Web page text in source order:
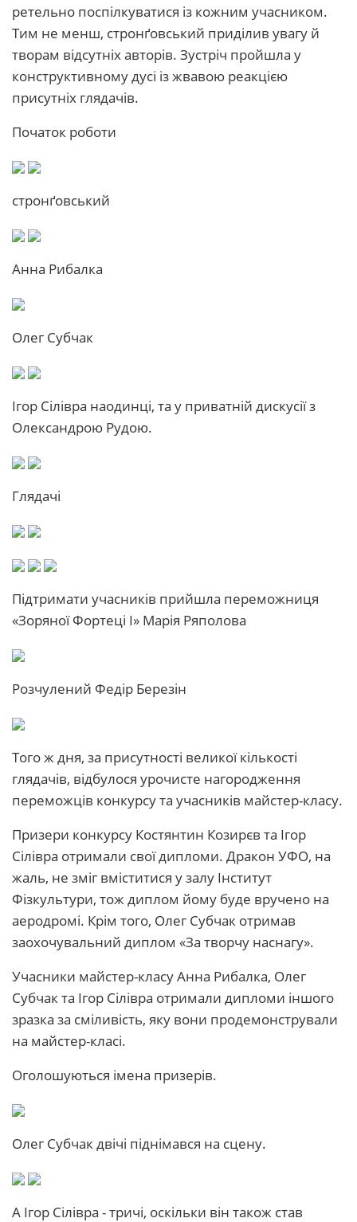
ретельно поспілкуватися із кожним учасником.
Тим не менш, стронґовський приділив увагу й
творам відсутніх авторів. Зустріч пройшла у
конструктивному дусі із жвавою реакцією
присутніх глядачів.
Початок роботи
стронґовський
Анна Рибалка
Олег Субчак
Ігор Сілівра наодинці, та у приватній дискусії з
Олександрою Рудою.
Глядачі
Підтримати учасників прийшла переможниця
«Зоряної Фортеці І» Марія Ряполова
Розчулений Федір Березін
Того ж дня, за присутності великої кількості
глядачів, відбулося урочисте нагородження
переможців конкурсу та учасників майстер-класу.
Призери конкурсу Костянтин Козирєв та Ігор
Сілівра отримали свої дипломи. Дракон УФО, на
жаль, не зміг вміститися у залу Інститут
Фізкультури, тож диплом йому буде вручено на
аеродромі. Крім того, Олег Субчак отримав
заохочувальний диплом «За творчу наснагу».
Учасники майстер-класу Анна Рибалка, Олег
Субчак та Ігор Сілівра отримали дипломи іншого
зразка за сміливість, яку вони продемонстрували
на майстер-класі.
Оголошуються імена призерів.
Олег Субчак двічі піднімався на сцену.
А Ігор Сілівра - тричі, оскільки він також став